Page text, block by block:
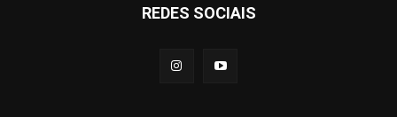
REDES SOCIAIS